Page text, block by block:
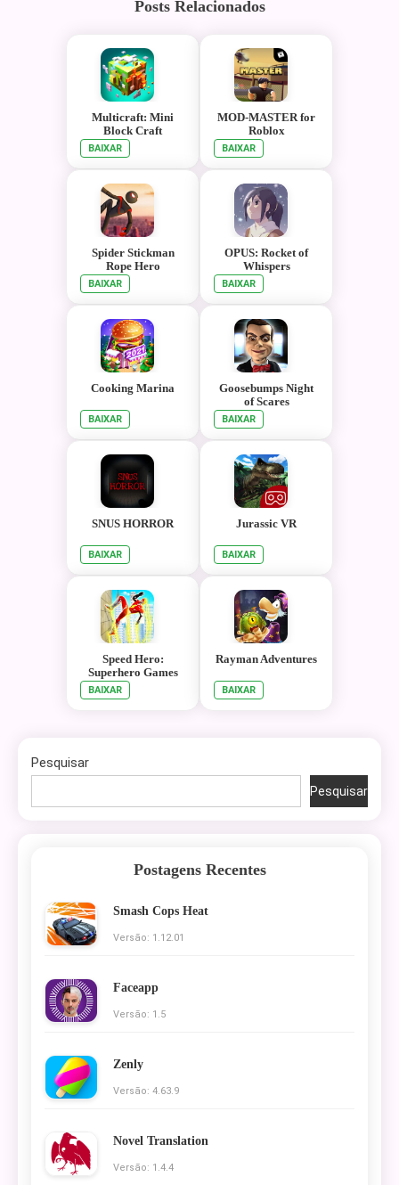
Posts Relacionados
Multicraft: Mini
Block Craft
BAIXAR
MOD-MASTER for
Roblox
BAIXAR
Spider Stickman
Rope Hero
BAIXAR
OPUS: Rocket of
Whispers
BAIXAR
Cooking Marina
BAIXAR
Goosebumps Night
of Scares
BAIXAR
SNUS HORROR
BAIXAR
Jurassic VR
BAIXAR
Speed Hero:
Superhero Games
BAIXAR
Rayman Adventures
BAIXAR
Pesquisar
Pesquisar
Postagens Recentes
Smash Cops Heat
Versão: 1.12.01
Faceapp
Versão: 1.5
Zenly
Versão: 4.63.9
Novel Translation
Versão: 1.4.4